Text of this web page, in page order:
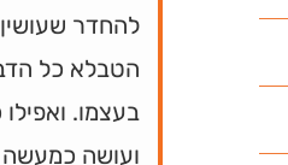
להחדר
הטבלא כל
בעצמו.
ועושה כמעשה